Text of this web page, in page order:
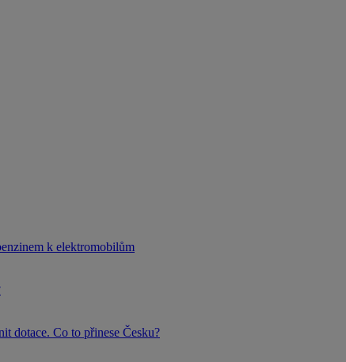
k elektromobilům
dotace. Co to přinese Česku?